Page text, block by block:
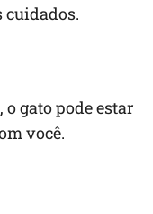
cuidados.
gato pode estar
você.